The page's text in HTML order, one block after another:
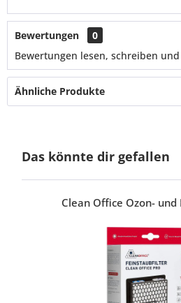
Bewertungen
0
Bewertungen lesen, schreiben
Ähnliche Produkte
Das könnte dir gefallen
Clean Office Ozon-